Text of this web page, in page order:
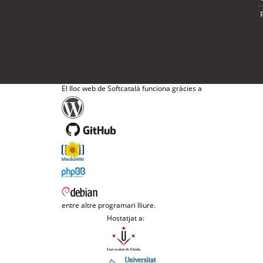
El lloc web de Softcatalà funciona gràcies a
entre altre programari lliure.
Hostatjat a: